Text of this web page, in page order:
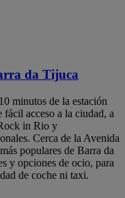
da Tijuca
minutos de la estación
acceso a la ciudad, a
in Rio y
Cerca de la Avenida
populares de Barra da
y opciones de ocio, para
de coche ni taxi.